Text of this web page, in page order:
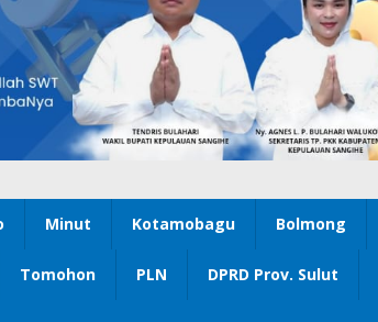
Minut Kotamobagu Bolmong
Tomohon PLN DPRD Prov. Sulut